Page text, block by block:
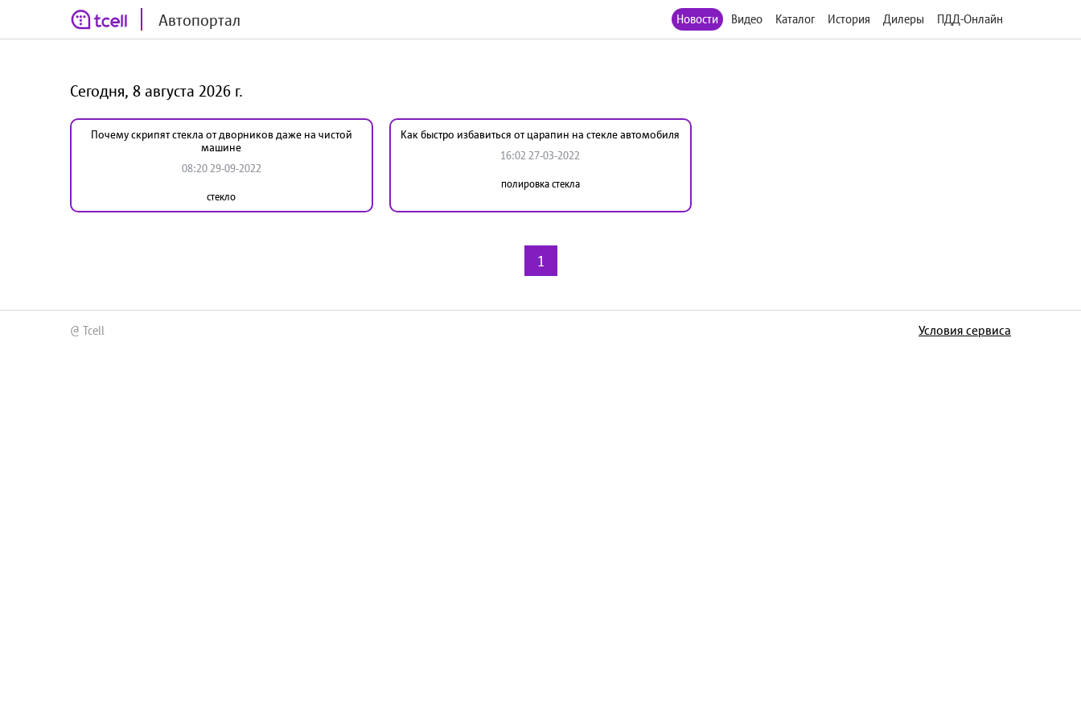
Автопортал Новости Видео Каталог История Дилеры ПДД-Онлайн
Сегодня, 8 августа 2026 г.
Почему скрипят стекла от дворников даже на чистой
машине
08:20 29-09-2022
стекло
Как быстро избавиться от царапин на стекле автомобиля
16:02 27-03-2022
полировка стекла
1
@ Tcell Условия сервиса